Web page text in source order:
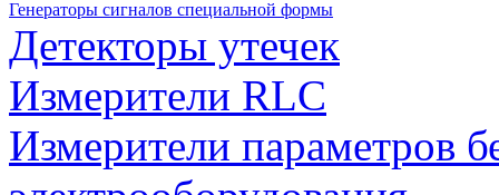
Генераторы сигналов специальной формы
Детекторы утечек
Измерители RLC
Измерители параметров